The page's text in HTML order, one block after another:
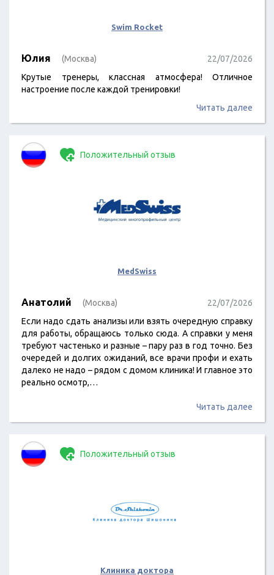
Swim Rocket
Юлия (Москва)
22/07/2026
Крутые тренеры, классная атмосфера! Отличное
настроение после каждой тренировки!
Читать далее
Положительный отзыв
MedSwiss
Анатолий (Москва)
22/07/2026
Если надо сдать анализы или взять очередную справку
для работы, обращаюсь только сюда. А справки у меня
требуют частенько и разные – пару раз в год точно. Без
очередей и долгих ожиданий, все врачи профи и ехать
далеко не надо – рядом с домом клиника! И главное это
реально осмотр,…
Читать далее
Положительный отзыв
Клиника доктора